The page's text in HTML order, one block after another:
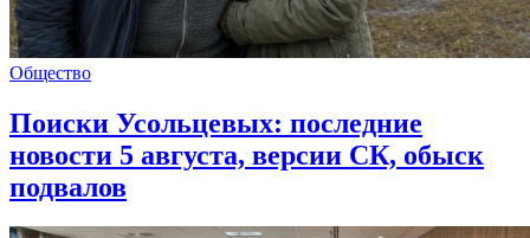
Общество
Поиски Усольцевых: последние
новости 5 августа, версии СК, обыск
подвалов